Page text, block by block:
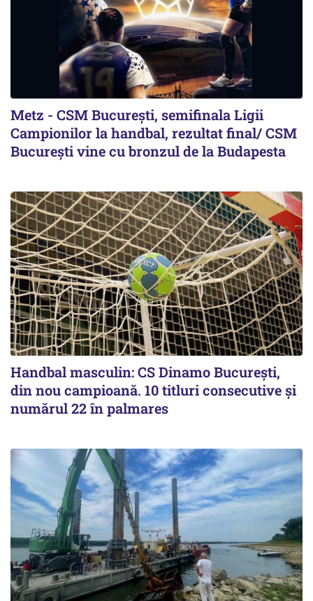
Metz - CSM București, semifinala Ligii
Campionilor la handbal, rezultat final/ CSM
București vine cu bronzul de la Budapesta
Handbal masculin: CS Dinamo Bucureşti,
din nou campioană. 10 titluri consecutive și
numărul 22 în palmares